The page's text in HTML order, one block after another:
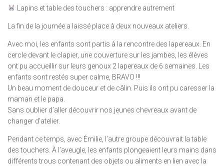
Lapins et table des touchers : apprendre autrement
La fin de la journée a laissé place à deux nouveaux ateliers.
Avec moi, les enfants sont partis à la rencontre des lapereaux. En
cercle devant le clapier, une couverture sur les jambes, les élèves
ont pu accueillir sur leurs genoux 2 lapereaux de 6 semaines. Les
enfants sont restés super calme, BRAVO !!!
Un beau moment de douceur et de câlin. Puis ils ont pu caresser la
maman et le papa.
Sans oublier d’aller découvrir nos jeunes chevreaux avant de
changer d’atelier.
Pendant ce temps, avec Émilie, l’autre groupe découvrait la table
des touchers. À l’aveugle, les enfants plongeaient leurs mains dans
différents trous contenant des objets ou aliments en lien avec la